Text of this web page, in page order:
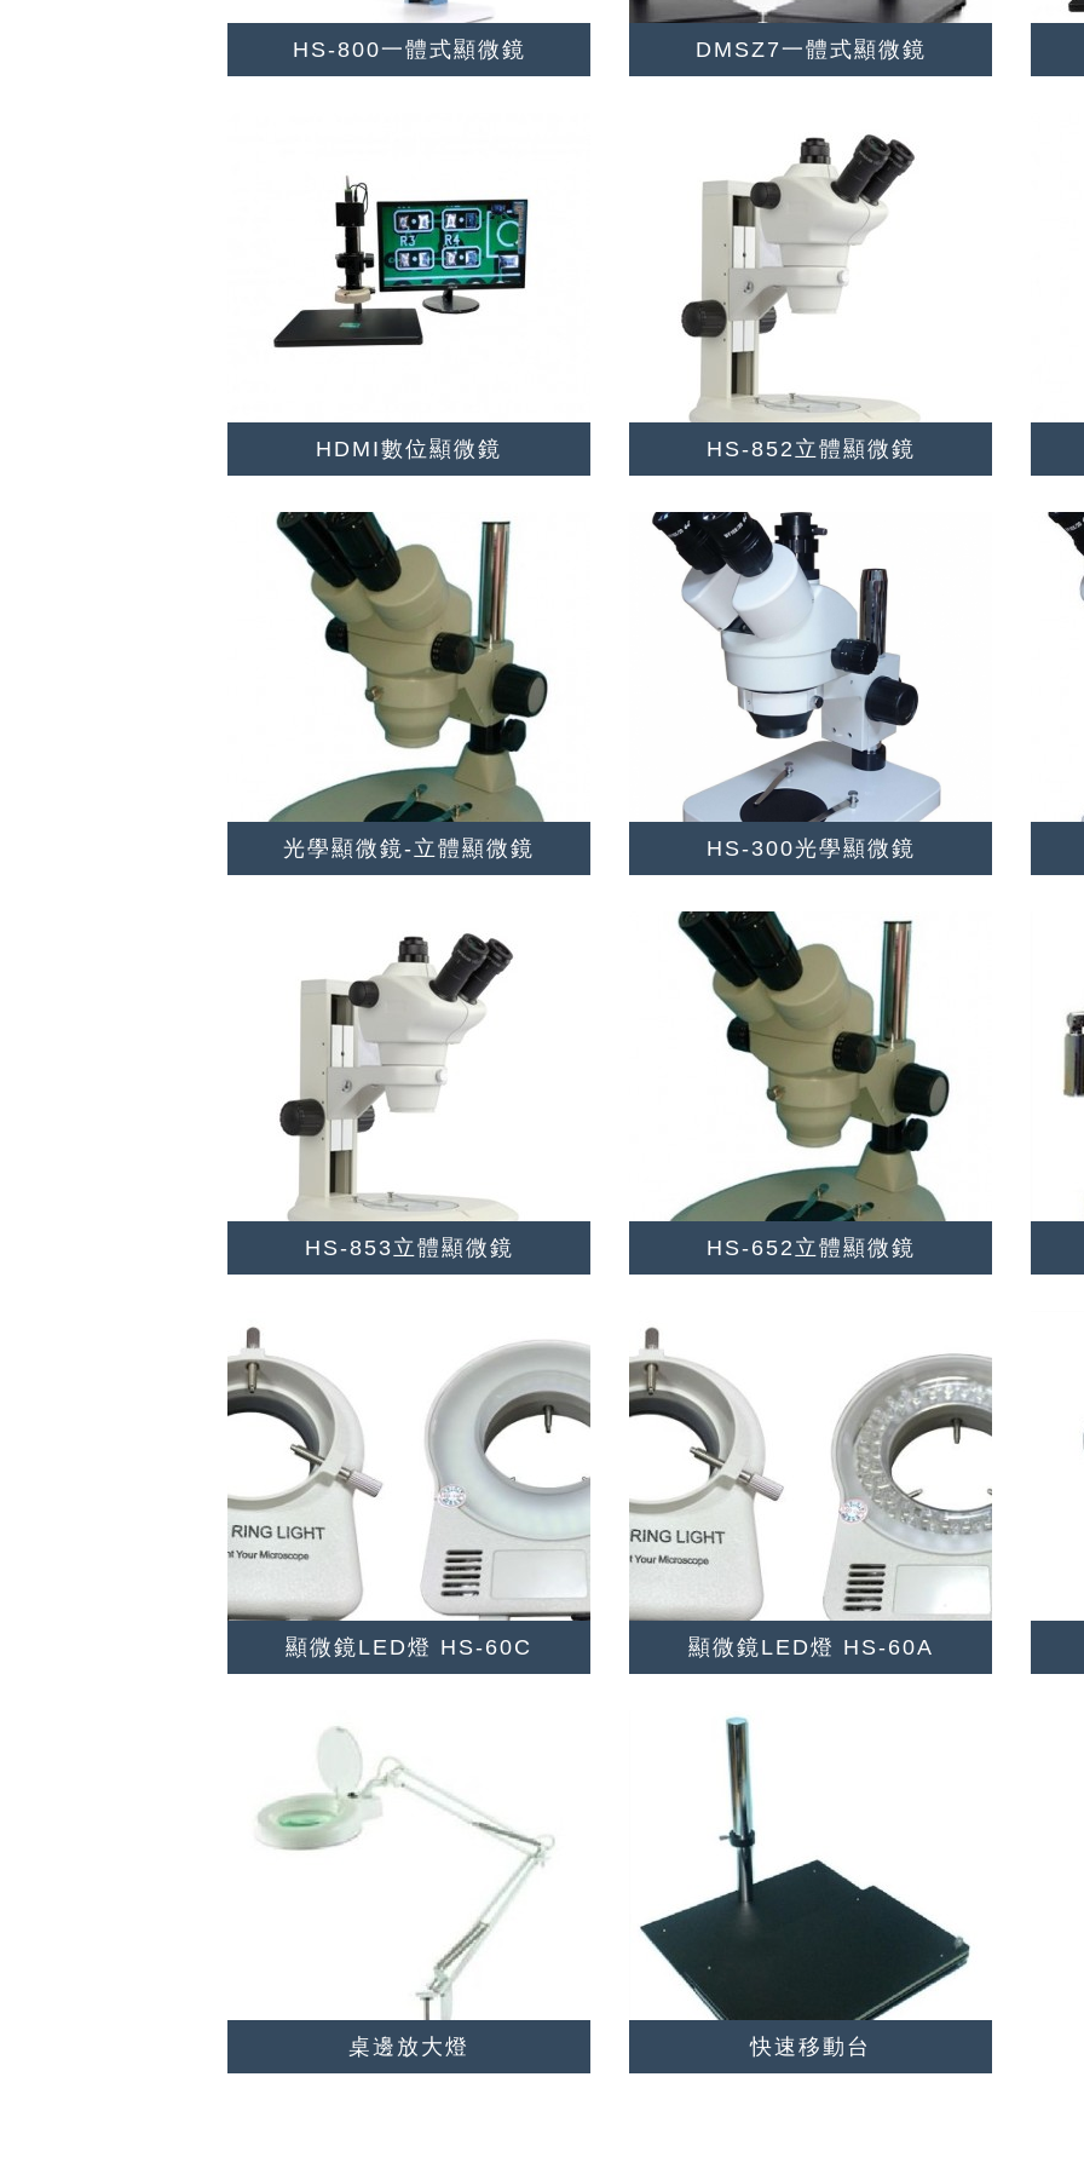
HS-800一體式顯微鏡 DMSZ7一體式顯微鏡
HDMI數位顯微鏡 HS-852立體顯微鏡
光學顯微鏡-立體顯微鏡 HS-300光學顯微鏡
HS-853立體顯微鏡 HS-652立體顯微鏡
顯微鏡LED燈 HS-60C 顯微鏡LED燈 HS-60A
桌邊放大燈 快速移動台